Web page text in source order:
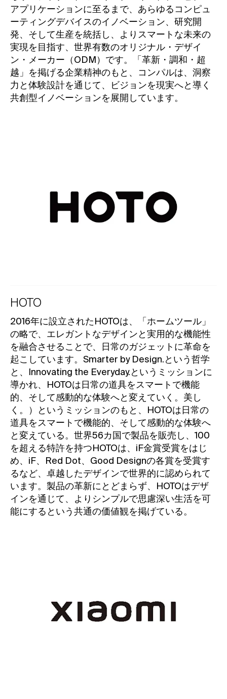
アプリケーションに至るまで、あらゆるコンピュ
ーティングデバイスのイノベーション、研究開
発、そして生産を統括し、よりスマートな未来の
実現を目指す、世界有数のオリジナル・デザイ
ン・メーカー（ODM）です。「革新・調和・超
越」を掲げる企業精神のもと、コンパルは、洞察
力と体験設計を通じて、ビジョンを現実へと導く
共創型イノベーションを展開しています。
HOTO
2016年に設立されたHOTOは、「ホームツール」
の略で、エレガントなデザインと実用的な機能性
を融合させることで、日常のガジェットに革命を
起こしています。Smarter by Design.という哲学
と、Innovating the Everyday.というミッションに
導かれ、HOTOは日常の道具をスマートで機能
的、そして感動的な体験へと変えていく。美し
く。）というミッションのもと、HOTOは日常の
道具をスマートで機能的、そして感動的な体験へ
と変えている。世界56カ国で製品を販売し、100
を超える特許を持つHOTOは、iF金賞受賞をはじ
め、iF、Red Dot、Good Designの各賞を受賞す
るなど、卓越したデザインで世界的に認められて
います。製品の革新にとどまらず、HOTOはデザ
インを通じて、よりシンプルで思慮深い生活を可
能にするという共通の価値観を掲げている。